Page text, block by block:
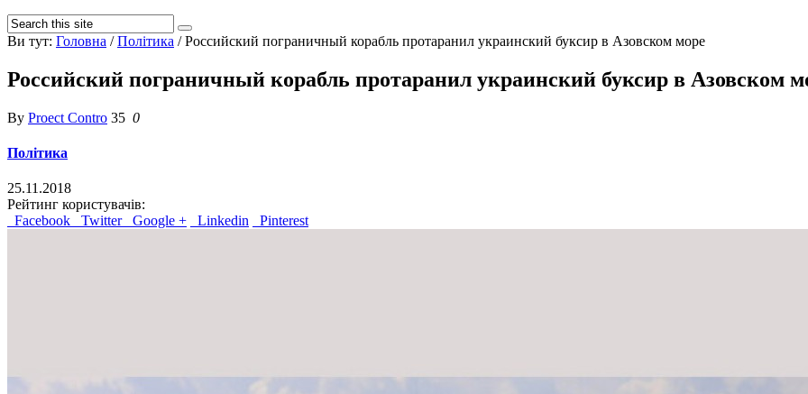
Ви тут: Головна /Політика /Российский пограничный корабль протаранил украинский буксир в Азовском море
Российский пограничный корабль протаранил украинский буксир в Азовском
By Proect Contro 35 0
Політика
25.11.2018
Рейтинг користувачів:
Facebook
Twitter Google + Linkedin Pinterest